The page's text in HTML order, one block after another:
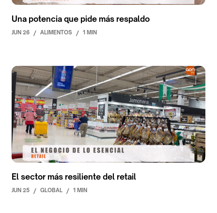
Una potencia que pide más respaldo
JUN 26 / ALIMENTOS / 1 MIN
El sector más resiliente del retail
JUN 25 / GLOBAL / 1 MIN